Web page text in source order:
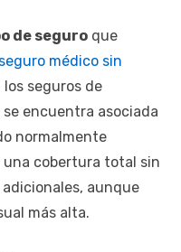
de seguro que
seguro médico sin
seguros de
encuentra asociada
normalmente
cobertura total sin
aunque
más alta.